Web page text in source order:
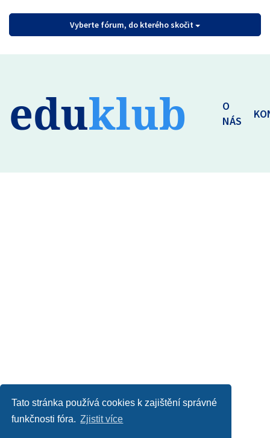
Tato stránka používá cookies k zajištění správné
funkčnosti fóra. Zjistit více
Vyberte fórum, do kterého skočit
eduklub
O
NÁS